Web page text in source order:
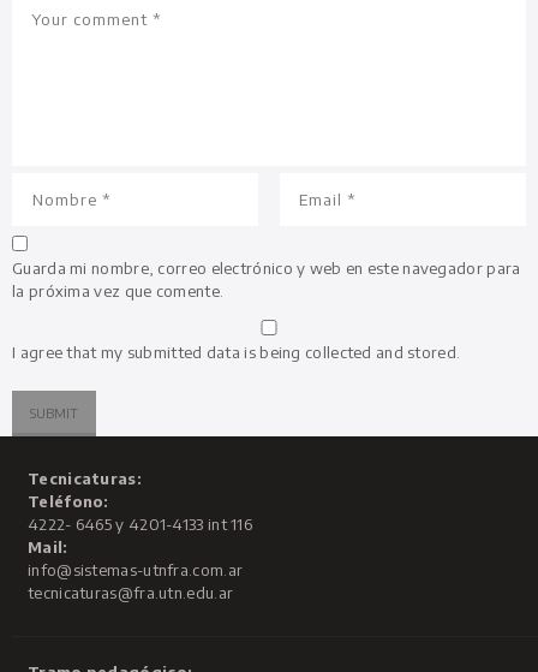
Guarda mi nombre, correo electrónico y web en este navegador para
la próxima vez que comente.
I agree that my submitted data is being collected and stored.
Tecnicaturas:
Teléfono:
4222- 6465 y 4201-4133 int 116
Mail:
info@sistemas-utnfra.com.ar
tecnicaturas@fra.utn.edu.ar